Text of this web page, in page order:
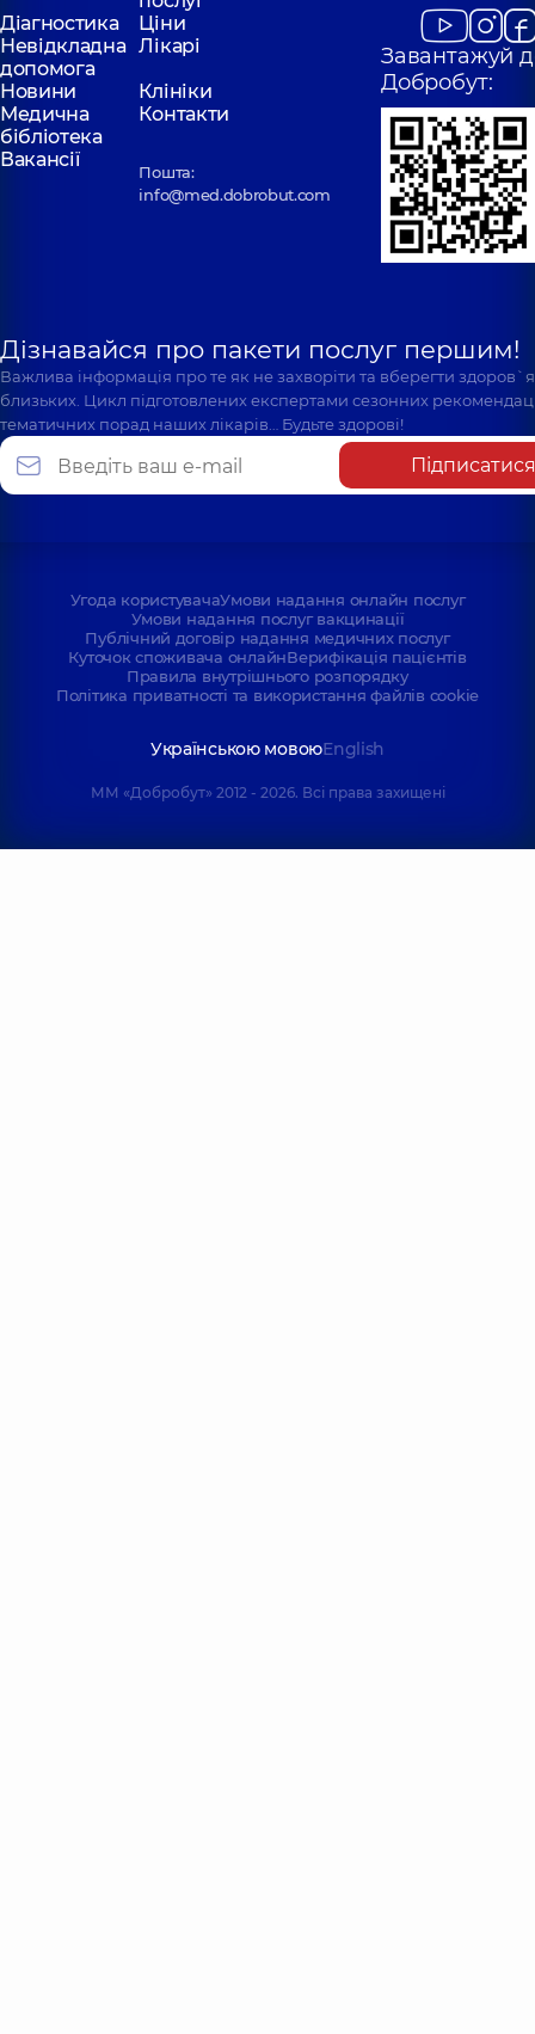
Діагностика
Ціни
Невідкладна
допомога
Лікарі
Новини
Клініки
Медична
бібліотека
Контакти
Вакансії
Пошта:
info@med.dobrobut.com
Завантажуй
Добробут:
Дізнавайся про пакети послуг першим!
Важлива інформація про те як не захворіти та вберегти
близьких. Цикл підготовлених експертами сезонних
тематичних порад наших лікарів… Будьте здорові!
Підписатися
Угода користувачаУмови надання онлайн послуг
Умови надання послуг вакцинації
Публічний договір надання медичних послуг
Куточок споживача онлайнВерифікація пацієнтів
Правила внутрішнього розпорядку
Політика приватності та використання файлів cookie
Українською мовоюEnglish
ММ «Добробут» 2012 - 2026. Всі права захищені